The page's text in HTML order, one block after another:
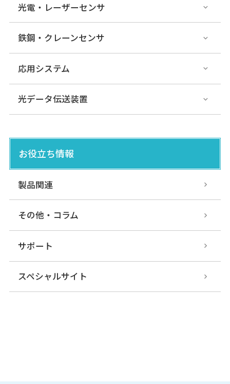
光電・レーザーセンサ
鉄鋼・クレーンセンサ
応用システム
光データ伝送装置
お役立ち情報
製品関連
その他・コラム
サポート
スペシャルサイト